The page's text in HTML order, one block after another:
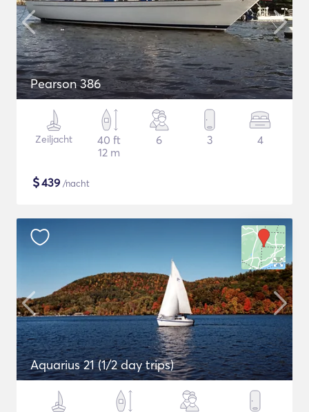
Pearson 386
Zeiljacht
40 ft
12 m
6 3 4
$439 /nacht
Aquarius 21 (1/2 day trips)